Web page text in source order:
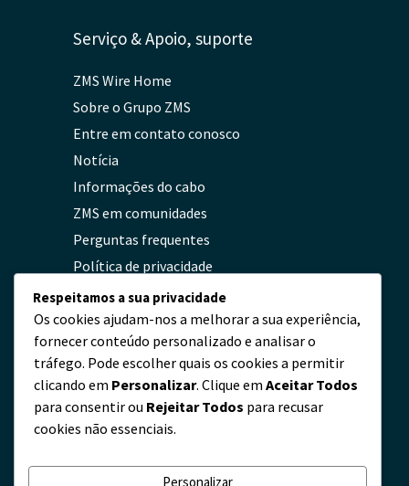
Serviço & Apoio, suporte
ZMS Wire Home
Sobre o Grupo ZMS
Entre em contato conosco
Notícia
Informações do cabo
ZMS em comunidades
Perguntas frequentes
Política de privacidade
Contato
servicio@zmscable.es
+86-371-67829333
+86 17303836349
Respeitamos a sua privacidade
Os cookies ajudam-nos a melhorar a sua experiência,
fornecer conteúdo personalizado e analisar o
tráfego. Pode escolher quais os cookies a permitir
clicando em Personalizar. Clique em Aceitar Todos
para consentir ou Rejeitar Todos para recusar
cookies não essenciais.
Personalizar